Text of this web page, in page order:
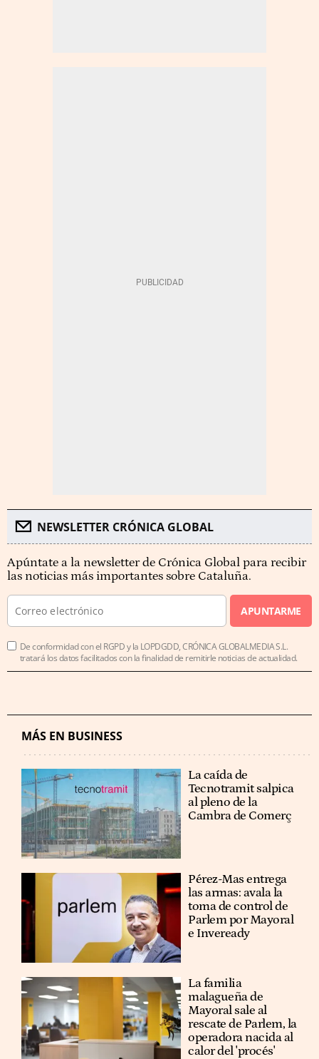
NEWSLETTER CRÓNICA GLOBAL
Apúntate a la newsletter de Crónica Global para recibir
las noticias más importantes sobre Cataluña.
APUNTARME
De conformidad con el RGPD y la LOPDGDD, CRÓNICA GLOBALMEDIA S.L.
tratará los datos facilitados con la finalidad de remitirle noticias de actualidad.
MÁS EN BUSINESS
La caída de
Tecnotramit salpica
al pleno de la
Cambra de Comerç
Pérez-Mas entrega
las armas: avala la
toma de control de
Parlem por Mayoral
e Inveready
La familia
malagueña de
Mayoral sale al
rescate de Parlem, la
operadora nacida al
calor del 'procés'